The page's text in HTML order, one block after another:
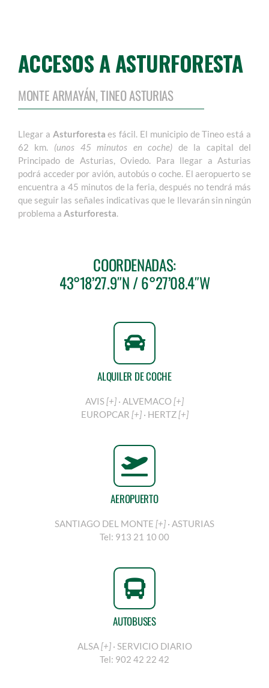
ACCESOS A ASTURFORESTA
MONTE ARMAYÁN, TINEO ASTURIAS
Llegar a Asturforesta es fácil. El municipio de Tineo está a
62 km. (unos 45 minutos en coche) de la capital del
Principado de Asturias, Oviedo. Para llegar a Asturias
podrá acceder por avión, autobús o coche. El aeropuerto se
encuentra a 45 minutos de la feria, después no tendrá más
que seguir las señales indicativas que le llevarán sin ningún
problema a Asturforesta.
COORDENADAS:
43°18’27.9″N / 6°27’08.4″W
ALQUILER DE COCHE
AVIS [+] · ALVEMACO [+]
EUROPCAR [+]· HERTZ [+]
AEROPUERTO
SANTIAGO DEL MONTE [+] · ASTURIAS
Tel: 913 21 10 00
AUTOBUSES
ALSA[+]· SERVICIO DIARIO
Tel: 902 42 22 42